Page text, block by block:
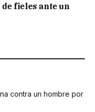
de fieles ante un
contra un hombre por